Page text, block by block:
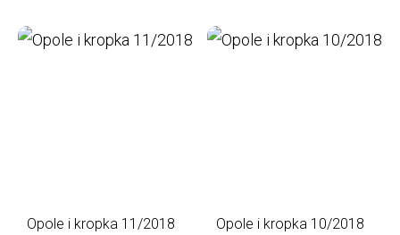
Opole i kropka 11/2018 Opole i kropka 10/2018